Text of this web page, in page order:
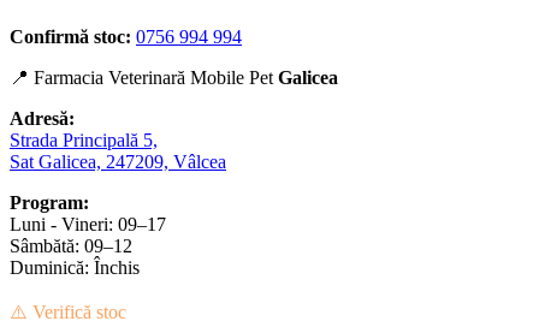
Confirmă stoc: 0756 994 994
📍 Farmacia Veterinară Mobile Pet Galicea
Adresă:
Strada Principală 5,
Sat Galicea, 247209, Vâlcea
Program:
Luni - Vineri: 09–17
Sâmbătă: 09–12
Duminică: Închis
⚠️ Verifică stoc